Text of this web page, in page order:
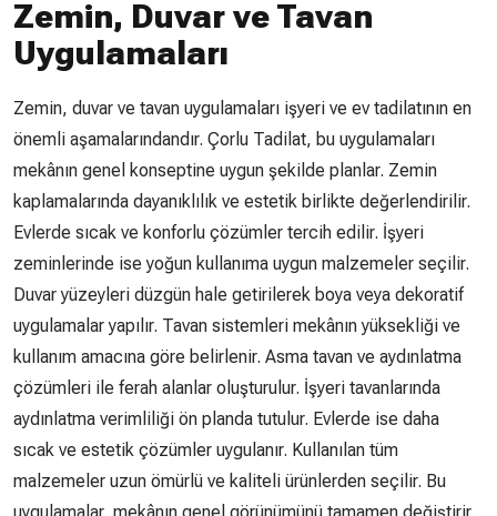
Zemin, Duvar ve Tavan
Uygulamaları
Zemin, duvar ve tavan uygulamaları işyeri ve ev tadilatının en
önemli aşamalarındandır. Çorlu Tadilat, bu uygulamaları
mekânın genel konseptine uygun şekilde planlar. Zemin
kaplamalarında dayanıklılık ve estetik birlikte değerlendirilir.
Evlerde sıcak ve konforlu çözümler tercih edilir. İşyeri
zeminlerinde ise yoğun kullanıma uygun malzemeler seçilir.
Duvar yüzeyleri düzgün hale getirilerek boya veya dekoratif
uygulamalar yapılır. Tavan sistemleri mekânın yüksekliği ve
kullanım amacına göre belirlenir. Asma tavan ve aydınlatma
çözümleri ile ferah alanlar oluşturulur. İşyeri tavanlarında
aydınlatma verimliliği ön planda tutulur. Evlerde ise daha
sıcak ve estetik çözümler uygulanır. Kullanılan tüm
malzemeler uzun ömürlü ve kaliteli ürünlerden seçilir. Bu